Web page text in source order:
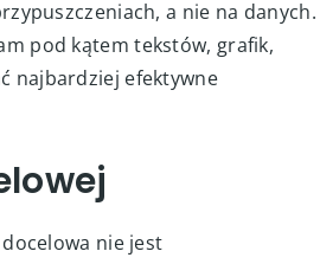
do utraty szans na lepsze
a nie na danych.
najbardziej efektywne